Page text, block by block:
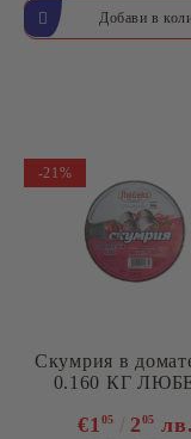
-21%
Скумрия в
0.160 КГ
€105 205 лв.